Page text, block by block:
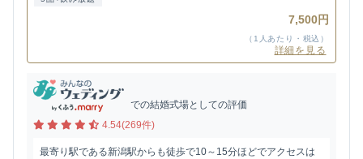
7,500円
（1人あたり・税込）
詳細を見る
での結婚式場としての評価
4.54(269件)
最寄り駅である新潟駅からも徒歩で10～15分ほどでアクセスは